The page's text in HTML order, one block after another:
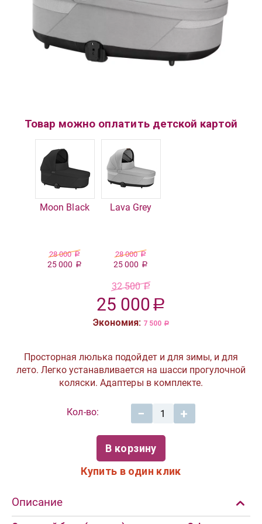
Товар можно оплатить детской картой
Moon Black
28 000 Р
25 000 Р
Lava Grey
28 000 Р
25 000 Р
32 500 Р
25 000 Р
Экономия: 7 500 Р
Просторная люлька подойдет и для зимы, и для
лето. Легко устанавливается на шасси прогулочной
коляски. Адаптеры в комплекте.
Кол-во: +
−
В корзину
Купить в один клик
Описание